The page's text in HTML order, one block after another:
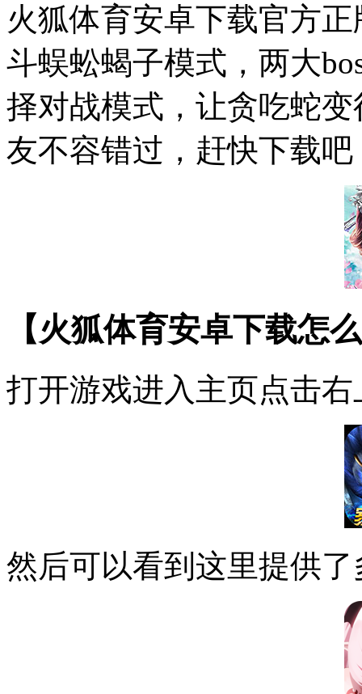
火狐体育安卓下载官方
斗蜈蚣蝎子模式，两大
择对战模式，让贪吃蛇
友不容错过，赶快下载吧
【火狐体育安卓下载怎
打开游戏进入主页点击
然后可以看到这里提供